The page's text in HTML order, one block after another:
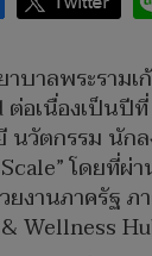
าบาลพระราม
ต่อเนื่องเป็นปี
นวัตกรรม นั
โดยที่ผ่
งานภาครัฐ ภ
Wellness